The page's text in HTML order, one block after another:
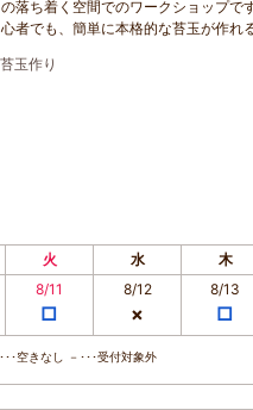
落ち着く空間でのワークショップで
者でも、簡単に本格的な苔玉が作れ
苔玉作り
火 水 木
8/11
□
8/12
×
8/13
□
･空きなし －･･･受付対象外